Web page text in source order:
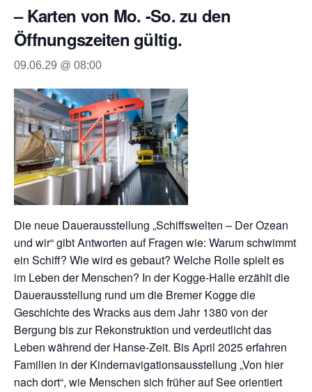
– Karten von Mo. -So. zu den
Öffnungszeiten gültig.
09.06.29 @ 08:00
Die neue Dauerausstellung „Schiffswelten – Der Ozean
und wir“ gibt Antworten auf Fragen wie: Warum schwimmt
ein Schiff? Wie wird es gebaut? Welche Rolle spielt es
im Leben der Menschen? In der Kogge-Halle erzählt die
Dauerausstellung rund um die Bremer Kogge die
Geschichte des Wracks aus dem Jahr 1380 von der
Bergung bis zur Rekonstruktion und verdeutlicht das
Leben während der Hanse-Zeit. Bis April 2025 erfahren
Familien in der Kindernavigationsausstellung „Von hier
nach dort“, wie Menschen sich früher auf See orientiert